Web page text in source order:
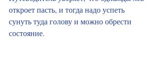
откроет пасть, и тогда надо успеть
сунуть туда голову и можно обрести
состояние.